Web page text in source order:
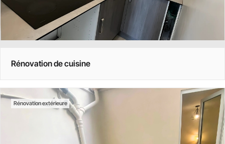
Rénovation de cuisine
Rénovation extérieure